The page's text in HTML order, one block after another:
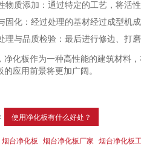
物质添加 ：通过特定的工艺，将活
固化：经过处理的基材经过成型机
理与品质检验：最后进行修边、打
净化板作为一种高性能的建筑材料
的应用前景将更加广阔。
使用净化板有什么好处？
烟台净化板 烟台净化板厂家 烟台净化板